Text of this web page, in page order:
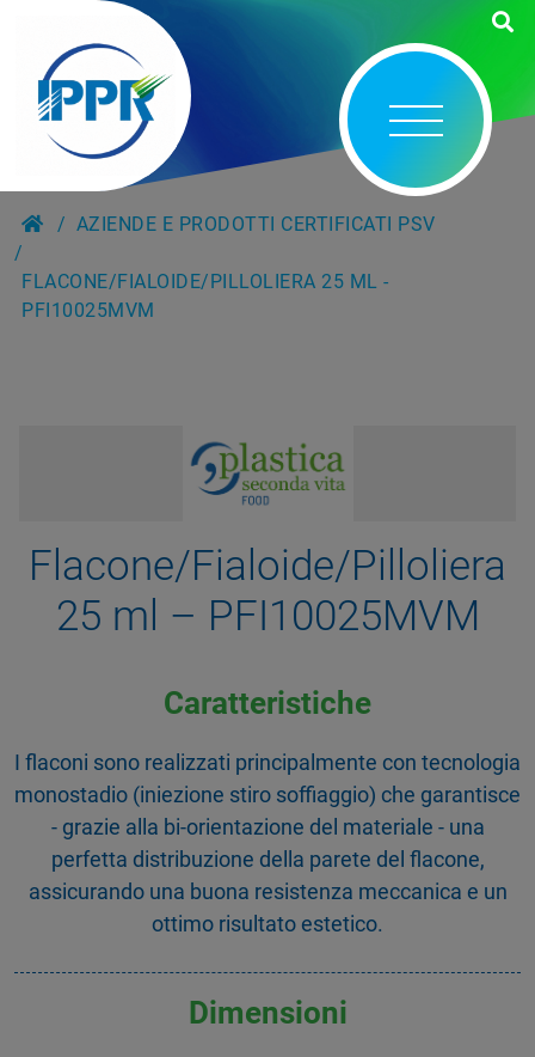
AZIENDE E PRODOTTI CERTIFICATI PSV
FLACONE/FIALOIDE/PILLOLIERA 25 ML -
PFI10025MVM
Flacone/Fialoide/Pilloliera
25 ml – PFI10025MVM
Caratteristiche
I flaconi sono realizzati principalmente con tecnologia
monostadio (iniezione stiro soffiaggio) che garantisce
- grazie alla bi-orientazione del materiale - una
perfetta distribuzione della parete del flacone,
assicurando una buona resistenza meccanica e un
ottimo risultato estetico.
Dimensioni